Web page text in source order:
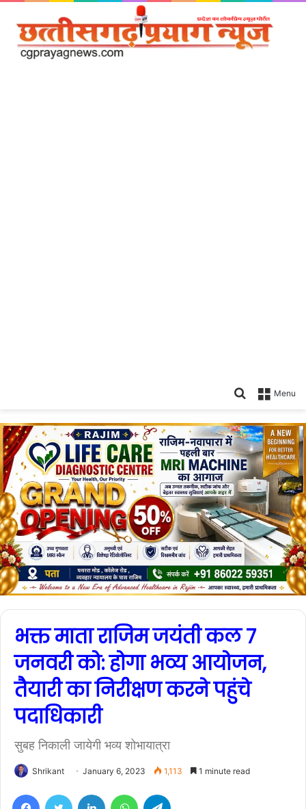
Menu
Search
भक्त माता राजिम जयंती कल 7
जनवरी को: होगा भव्य आयोजन,
तैयारी का निरीक्षण करने पहुंचे
पदाधिकारी
सुबह निकाली जायेगी भव्य शोभायात्रा
Shrikant January 6, 2023 1,113 1 minute read